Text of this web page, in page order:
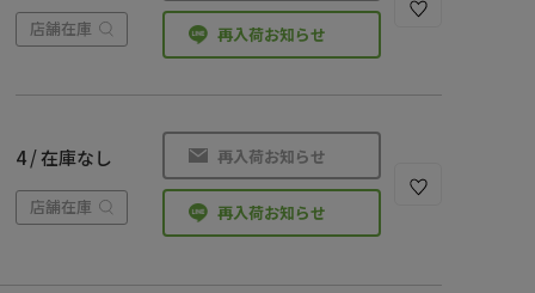
店舗在庫 再入荷お知らせ
4 / 在庫なし
店舗在庫
再入荷お知らせ
再入荷お知らせ